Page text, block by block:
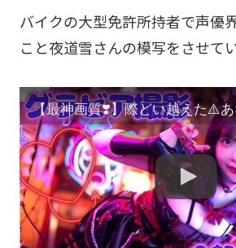
バイクの大型免許所持者で声優
こと夜道雪さんの模写をさせて